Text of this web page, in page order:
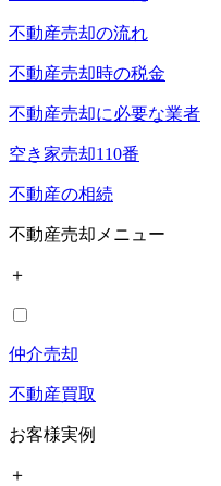
不動産売却の流れ
不動産売却時の税金
不動産売却に必要な業者
空き家売却110番
不動産の相続
不動産売却メニュー
＋
仲介売却
不動産買取
お客様実例
＋